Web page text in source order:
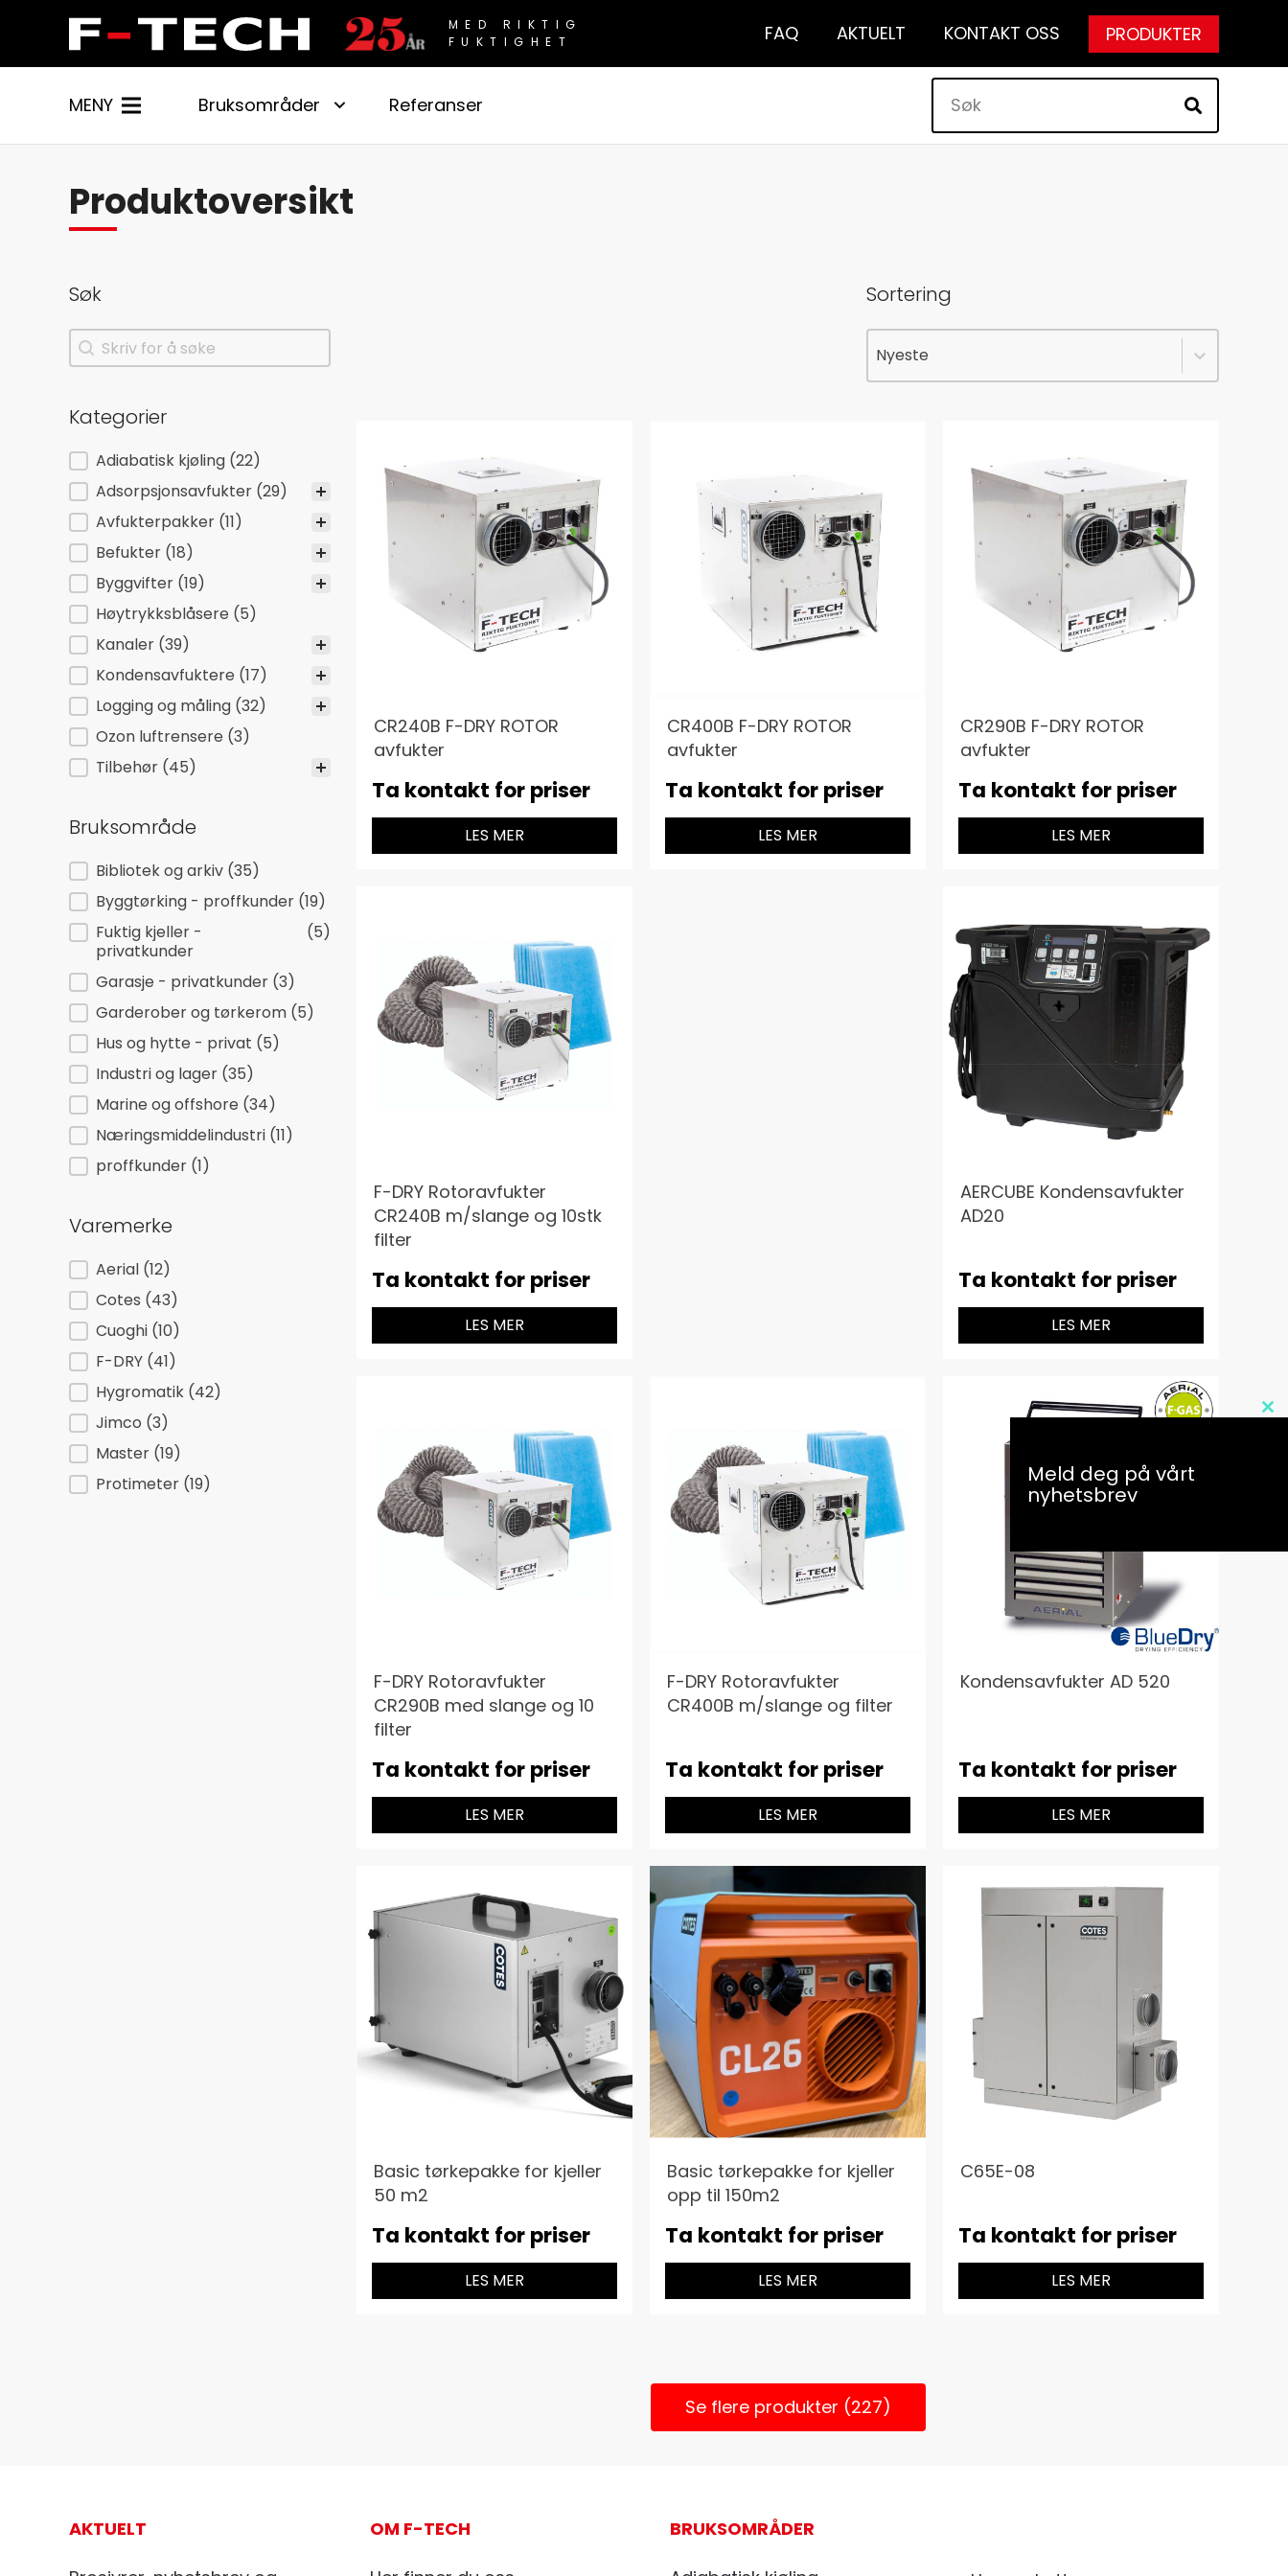
MED RIKTIG
FUKTIGHET
FAQ AKTUELT KONTAKT OSS PRODUKTER
MENY Bruksområder Referanser
Produktoversikt
Søk
Søk
Søk
Kategorier
Kategorier
Adiabatisk kjøling (22)
Adsorpsjonsavfukter (29)
Avfukterpakker (11)
Befukter (18)
Byggvifter (19)
Høytrykksblåsere (5)
Kanaler (39)
Kondensavfuktere (17)
Logging og måling (32)
Ozon luftrensere (3)
Tilbehør (45)
Bruksområde
Bruksområde
Bibliotek og arkiv (35)
Byggtørking - proffkunder (19)
Fuktig kjeller -
privatkunder
(5)
Garasje - privatkunder (3)
Garderober og tørkerom (5)
Hus og hytte - privat (5)
Industri og lager (35)
Marine og offshore (34)
Næringsmiddelindustri (11)
proffkunder (1)
Varemerke
Varemerke
Aerial (12)
Cotes (43)
Cuoghi (10)
F-DRY (41)
Hygromatik (42)
Jimco (3)
Master (19)
Protimeter (19)
Sortering
Sortering
Sortering
Nyeste
CR240B F-DRY ROTOR
avfukter
Ta kontakt for priser
LES MER
CR400B F-DRY ROTOR
avfukter
Ta kontakt for priser
LES MER
CR290B F-DRY ROTOR
avfukter
Ta kontakt for priser
LES MER
F-DRY Rotoravfukter
CR240B m/slange og 10stk
filter
Ta kontakt for priser
LES MER
AERCUBE Kondensavfukter
AD20
Ta kontakt for priser
LES MER
F-DRY Rotoravfukter
CR290B med slange og 10
filter
Ta kontakt for priser
LES MER
F-DRY Rotoravfukter
CR400B m/slange og filter
Ta kontakt for priser
LES MER
Kondensavfukter AD 520
Ta kontakt for priser
LES MER
Basic tørkepakke for kjeller
50 m2
Ta kontakt for priser
LES MER
Basic tørkepakke for kjeller
opp til 150m2
Ta kontakt for priser
LES MER
C65E-08
Ta kontakt for priser
LES MER
Se flere produkter (227)
AKTUELT OM F-TECH BRUKSOMRÅDER
Meld deg på vårt
nyhetsbrev